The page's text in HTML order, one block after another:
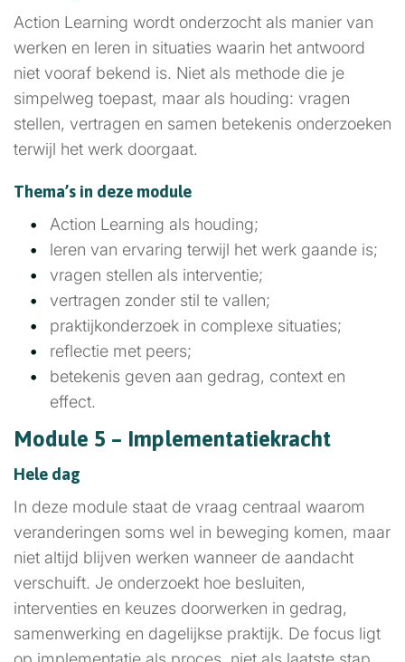
Action Learning wordt onderzocht als manier van
werken en leren in situaties waarin het antwoord
niet vooraf bekend is. Niet als methode die je
simpelweg toepast, maar als houding: vragen
stellen, vertragen en samen betekenis onderzoeken
terwijl het werk doorgaat.
Thema’s in deze module
Action Learning als houding;
leren van ervaring terwijl het werk gaande is;
vragen stellen als interventie;
vertragen zonder stil te vallen;
praktijkonderzoek in complexe situaties;
reflectie met peers;
betekenis geven aan gedrag, context en
effect.
Module 5 – Implementatiekracht
Hele dag
In deze module staat de vraag centraal waarom
veranderingen soms wel in beweging komen, maar
niet altijd blijven werken wanneer de aandacht
verschuift. Je onderzoekt hoe besluiten,
interventies en keuzes doorwerken in gedrag,
samenwerking en dagelijkse praktijk. De focus ligt